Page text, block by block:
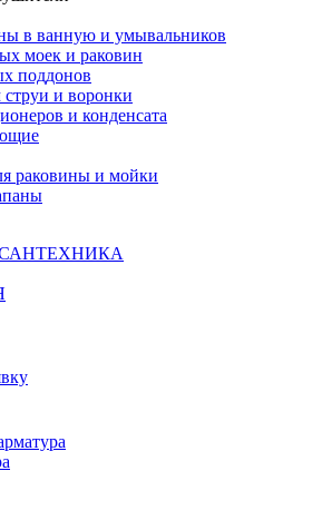
в ванную и умывальников
моек и раковин
поддонов
и воронки
и конденсата
раковины и мойки